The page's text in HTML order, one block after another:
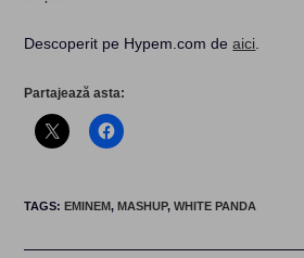
Descoperit pe Hypem.com deaici
Partajează asta:
TAGS:EMINEM, MASHUP, WHITE PANDA